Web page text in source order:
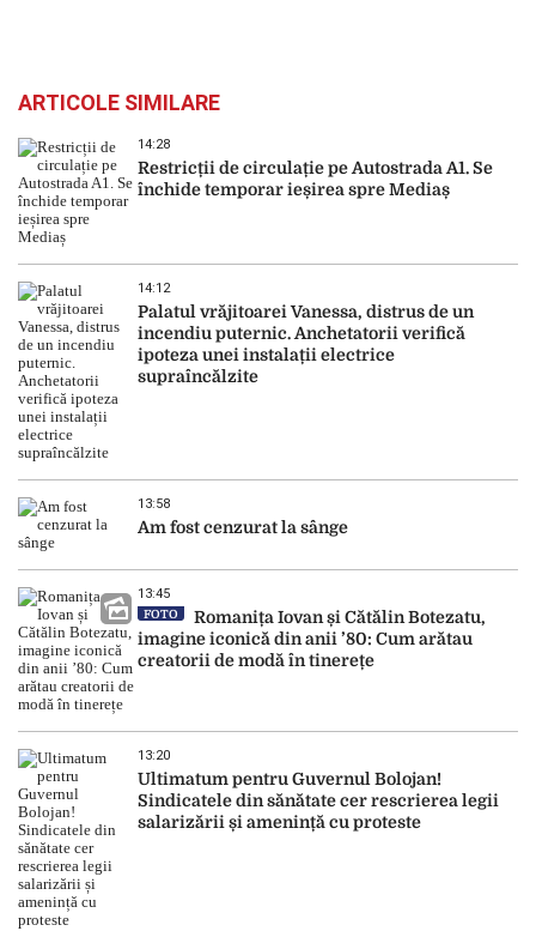
ARTICOLE SIMILARE
14:28
Restricții de circulație pe Autostrada A1. Se
închide temporar ieșirea spre Mediaș
14:12
Palatul vrăjitoarei Vanessa, distrus de un
incendiu puternic. Anchetatorii verifică
ipoteza unei instalații electrice
supraîncălzite
13:58
Am fost cenzurat la sânge
13:45
FOTO
Romanița Iovan și Cătălin Botezatu,
imagine iconică din anii ’80: Cum arătau
creatorii de modă în tinerețe
13:20
Ultimatum pentru Guvernul Bolojan!
Sindicatele din sănătate cer rescrierea legii
salarizării și amenință cu proteste